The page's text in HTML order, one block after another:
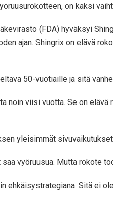
on kaksi
(FDA) hyväksyi
ajan. Shingrix on elävä
50-vuotiaille ja sitä
noin viisi vuotta. Se on
yleisimmät
vyöruusua. Mutta rokote
ehkäisystrategiana. Sitä ei